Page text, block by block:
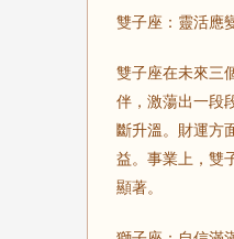
雙子座：靈活應
雙子座在未來三
伴，激蕩出一段
斷升溫。財運方
益。事業上，雙
顯著。